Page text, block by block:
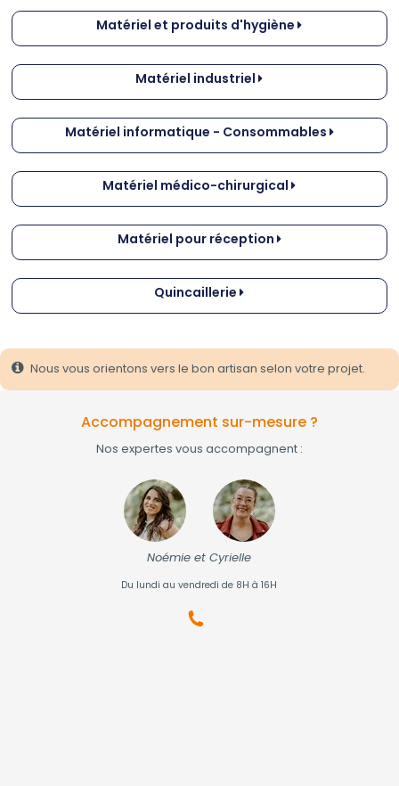
Matériel et produits d'hygiène
Matériel industriel
Matériel informatique - Consommables
Matériel médico-chirurgical
Matériel pour réception
Quincaillerie
Nous vous orientons vers le bon artisan selon votre projet.
Accompagnement sur-mesure ?
Nos expertes vous accompagnent :
Noémie et Cyrielle
Du lundi au vendredi de 8H à 16H